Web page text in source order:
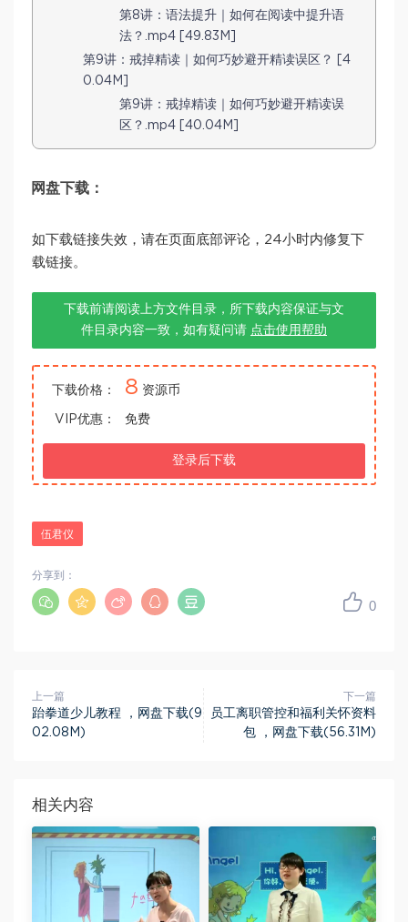
第8讲：语法提升｜如何在阅读中提升语
法？.mp4 [49.83M]
第9讲：戒掉精读｜如何巧妙避开精读误区？ [4
0.04M]
第9讲：戒掉精读｜如何巧妙避开精读误
区？.mp4 [40.04M]
网盘下载：
如下载链接失效，请在页面底部评论，24小时内修复下
载链接。
下载前请阅读上方文件目录，所下载内容保证与文
件目录内容一致，如有疑问请 点击使用帮助
下载价格： 8 资源币
VIP优惠： 免费
登录后下载
伍君仪
0
分享到：
上一篇
跆拳道少儿教程 ，网盘下载(9
02.08M)
下一篇
员工离职管控和福利关怀资料
包 ，网盘下载(56.31M)
相关内容